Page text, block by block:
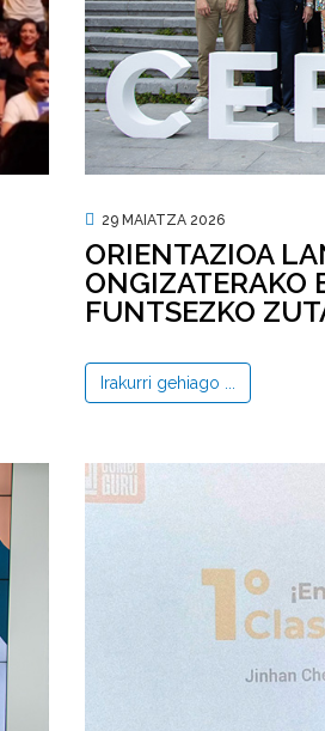
29 MAIATZA 2026
ORIENTAZIOA
ONGIZATERAKO
FUNTSEZKO
Irakurri gehiago ...